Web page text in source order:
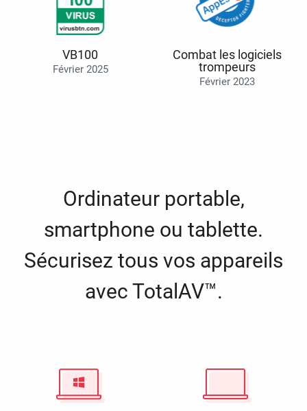
VB100
Février 2025
Combat les logiciels
trompeurs
Février 2023
Ordinateur portable,
smartphone ou tablette.
Sécurisez tous vos appareils
avec TotalAV™.